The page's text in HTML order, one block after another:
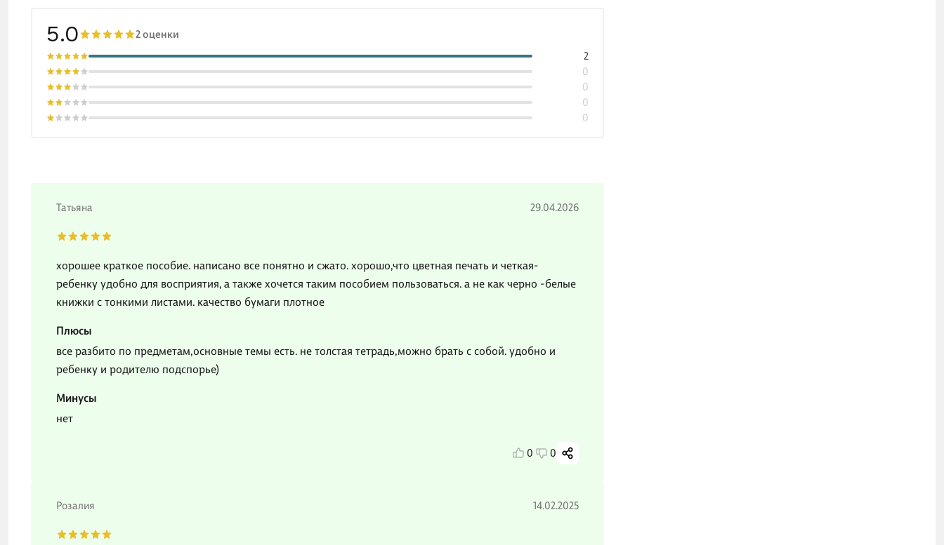
5.0 2 оценки
0
0
0
0
2
Татьяна 29.04.2026
хорошее краткое пособие. написано все понятно и сжато. хорошо,что цветная печать и четкая-
ребенку удобно для восприятия, а также хочется таким пособием пользоваться. а не как черно -белые
книжки с тонкими листами. качество бумаги плотное
Плюсы
все разбито по предметам,основные темы есть. не толстая тетрадь,можно брать с собой. удобно и
ребенку и родителю подспорье)
Минусы
нет
0 0
Розалия 14.02.2025